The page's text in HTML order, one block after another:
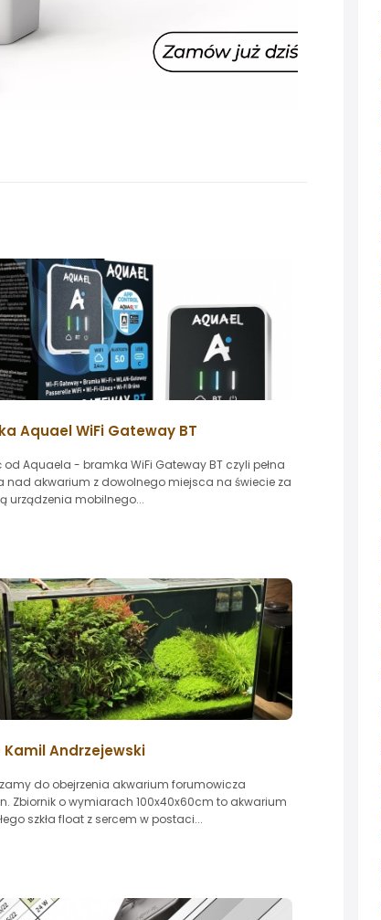
Aquael WiFi Gateway BT
od Aquaela - bramka WiFi Gateway BT czyli pełna
nad akwarium z dowolnego miejsca na świecie za
urządzenia mobilnego...
Kamil Andrzejewski
do obejrzenia akwarium forumowicza
Zbiornik o wymiarach 100x40x60cm to akwarium
szkła float z sercem w postaci...